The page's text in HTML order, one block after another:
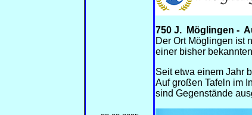
750 J. Möglingen -
Der Ort Möglingen ist
einer bisher
Seit etwa einem Jahr
Auf großen Tafeln im
sind Gegenstände